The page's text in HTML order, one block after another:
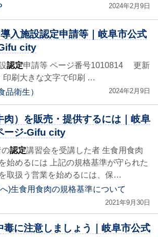
2024年2月9日
入施設認定申請等｜岐阜市公式
city
認定申請等 ページ番号1010814 更新
印刷大きな文字で印刷 …
品衛生）
2024年2月9日
肉）を販売・提供するには｜岐阜
ージ-Gifu city
の認定講習会を受講した者 生食用食肉
始めるには 上記の規格基準が守られた
取扱う営業を始めるには、保…
)生食用食肉の規格基準について
2021年9月30日
毒に注意しましょう｜岐阜市公式